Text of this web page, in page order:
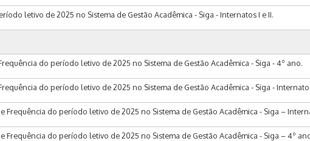
letivo de 2025 no Sistema de Gestão Acadêmica - Siga - Internatos I e II.
do período letivo de 2025 no Sistema de Gestão Acadêmica - Siga - 4º ano.
do período letivo de 2025 no Sistema de Gestão Acadêmica - Siga -
Frequência do período letivo de 2025 no Sistema de Gestão Acadêmica - Siga –
Frequência do período letivo de 2025 no Sistema de Gestão Acadêmica - Siga – 4º